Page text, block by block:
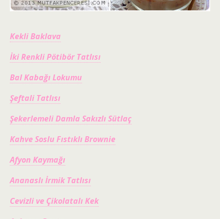
Kekli Baklava
İki Renkli Pötibör Tatlısı
Bal Kabağı Lokumu
Şeftali Tatlısı
Şekerlemeli Damla Sakızlı Sütlaç
Kahve Soslu Fıstıklı Brownie
Afyon Kaymağı
Ananaslı İrmik Tatlısı
Cevizli ve Çikolatalı Kek